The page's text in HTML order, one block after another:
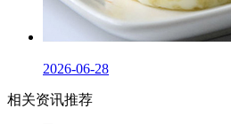
2026-06-28
相关资讯推荐